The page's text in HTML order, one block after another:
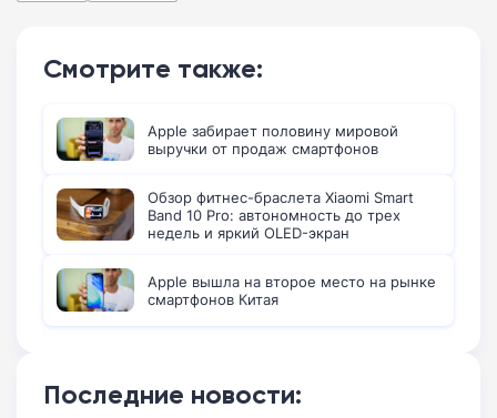
Смотрите также:
Apple забирает половину мировой
выручки от продаж смартфонов
Обзор фитнес-браслета Xiaomi Smart
Band 10 Pro: автономность до трех
недель и яркий OLED-экран
Apple вышла на второе место на рынке
смартфонов Китая
Последние новости: